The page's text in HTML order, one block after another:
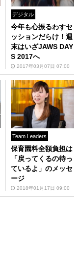
デジタル
今年も心振るわすセ
ッションだらけ！週
末はいざJAWS DAY
S 2017へ
2017年03月07日 07:00
Team Leaders
保育園料全額負担は
「戻ってくるの待っ
ているよ」のメッセ
ージ
2018年01月17日 09:00